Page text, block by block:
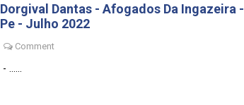
Dorgival Dantas - Afogados Da Ingazeira -
Pe - Julho 2022
Comment
- ......